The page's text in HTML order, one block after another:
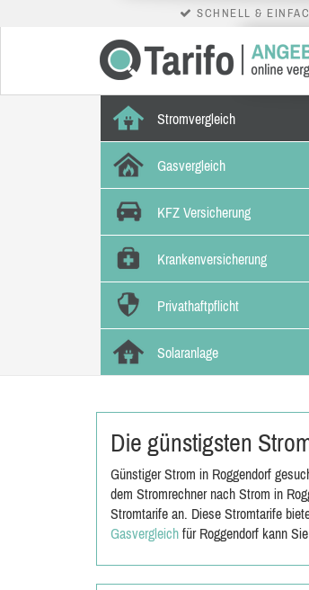
SCHNELL &
Stromvergleich
Gasvergleich
KFZ Versicherung
Krankenversicherung
Privathaftpflicht
Solaranlage
Die günstigsten
Günstiger Strom in Roggendorf
dem Stromrechner nach Strom in
Stromtarife an. Diese Stromtarife
Gasvergleich für Roggendorf kann